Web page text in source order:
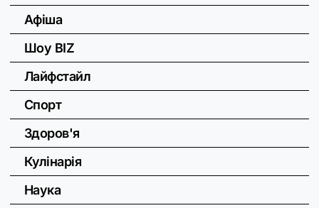
Афіша
Шоу BIZ
Лайфстайл
Спорт
Здоров'я
Кулінарія
Наука